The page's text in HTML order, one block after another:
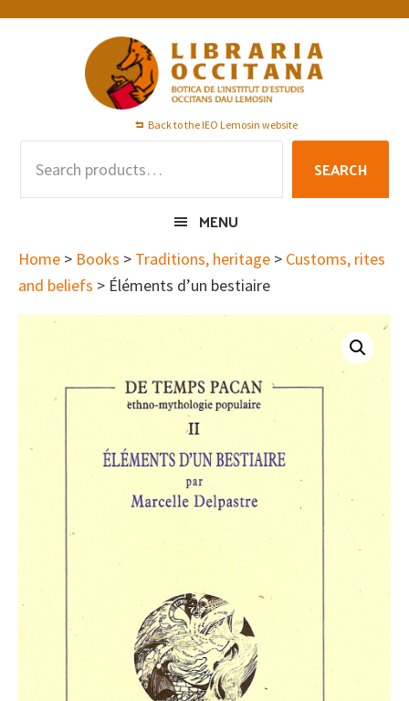
Skip
Skip
Skip
Back to the IEO Lemosin website
SEARCH
MENU
Home > Books > Traditions, heritage > Customs, rites
and beliefs > Éléments d’un bestiaire